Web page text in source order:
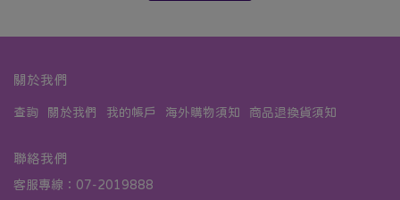
關於我們
查詢 關於我們 我的帳戶 海外購物須知 商品退換貨須知
聯絡我們
客服專線：07-2019888